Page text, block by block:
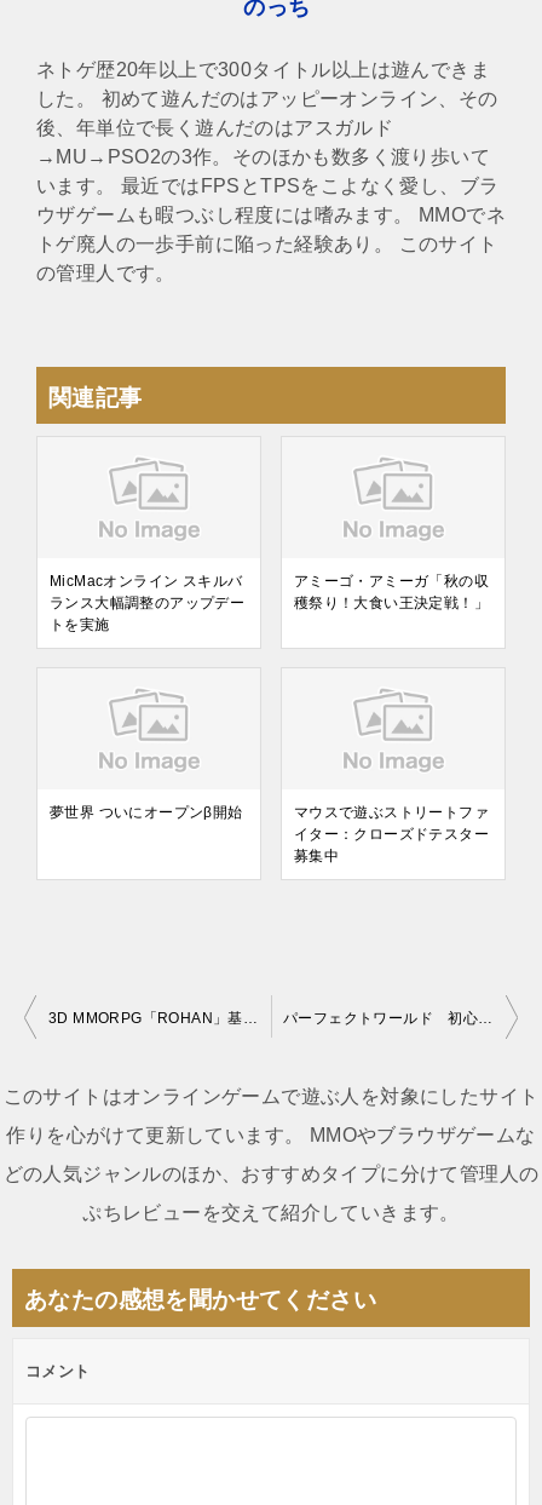
のっち
ネトゲ歴20年以上で300タイトル以上は遊んできま
した。 初めて遊んだのはアッピーオンライン、その
後、年単位で長く遊んだのはアスガルド
→MU→PSO2の3作。そのほかも数多く渡り歩いて
います。 最近ではFPSとTPSをこよなく愛し、ブラ
ウザゲームも暇つぶし程度には嗜みます。 MMOでネ
トゲ廃人の一歩手前に陥った経験あり。 このサイト
の管理人です。
関連記事
MicMacオンライン スキルバ
ランス大幅調整のアップデー
トを実施
アミーゴ・アミーガ「秋の収
穫祭り！大食い王決定戦！」
夢世界 ついにオープンβ開始
マウスで遊ぶストリートファ
イター：クローズドテスター
募集中
投
ナ
ビ
ゲ
シ
ョ
3D MMORPG「ROHAN」基本無料化 パーフェクトワールド 初心者支援システムの実装
このサイトはオンラインゲームで遊ぶ人を対象にしたサイト
作りを心がけて更新しています。 MMOやブラウザゲームな
どの人気ジャンルのほか、おすすめタイプに分けて管理人の
ぷちレビューを交えて紹介していきます。
あなたの感想を聞かせてください
コメント